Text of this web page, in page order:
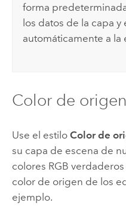
forma
los datos de la capa y
automáticamente a la
Color de origen
Use el estilo Color de
su capa de escena de
colores RGB
color de origen de los
ejemplo.